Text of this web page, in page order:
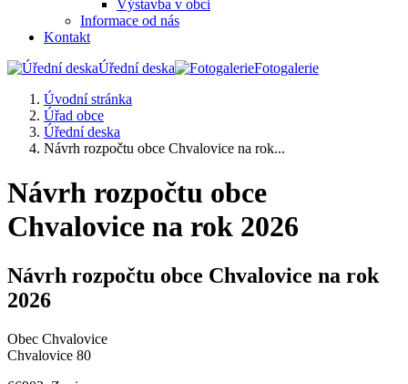
Výstavba v obci
Informace od nás
Kontakt
Úřední deska
Fotogalerie
Úvodní stránka
Úřad obce
Úřední deska
Návrh rozpočtu obce Chvalovice na rok...
Návrh rozpočtu obce
Chvalovice na rok 2026
Návrh rozpočtu obce Chvalovice na rok
2026
Obec Chvalovice
Chvalovice 80